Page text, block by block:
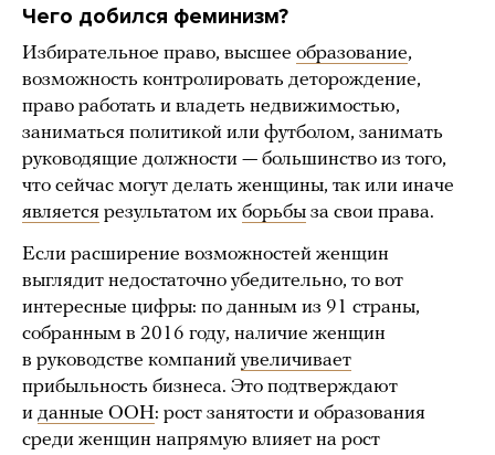
Чего добился феминизм?
Избирательное право, высшее образование,
возможность контролировать деторождение,
право работать и владеть недвижимостью,
заниматься политикой или футболом, занимать
руководящие должности — большинство из того,
что сейчас могут делать женщины, так или иначе
является результатом их борьбы за свои права.
Если расширение возможностей женщин
выглядит недостаточно убедительно, то вот
интересные цифры: по данным из 91 страны,
собранным в 2016 году, наличие женщин
в руководстве компаний увеличивает
прибыльность бизнеса. Это подтверждают
и данные ООН: рост занятости и образования
среди женщин напрямую влияет на рост